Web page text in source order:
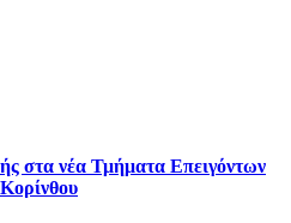
στα νέα Τμήματα Επειγόντων